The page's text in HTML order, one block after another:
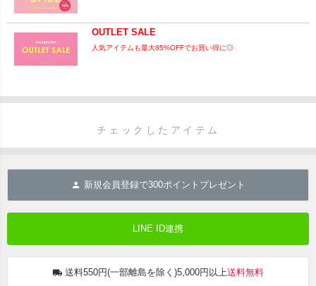
OUTLET SALE
人気アイテムも最大85%OFFでお買い得に◎
チェックしたアイテム
新規会員登録で300ポイントプレゼント
LINE ID連携
送料550円(一部離島を除く)5,000円以上送料無料